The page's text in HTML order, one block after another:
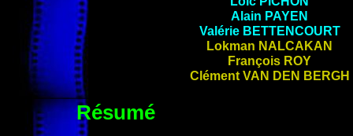
Alain PAYEN
Valérie BETTENCOURT
Lokman NALCAKAN
François ROY
Clément VAN DEN BERGH
Résumé